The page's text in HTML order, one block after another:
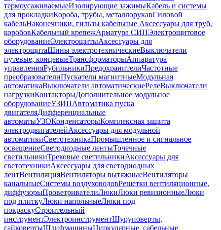
термоусаживаемыеИзолирующие зажимыКабель и системы
для прокладкиКороба, трубы, металлорукавСиловой
кабельНаконечники, гильзы кабельные Аксессуары для труб,
коробовКабельный крепежАрматура СИПЭлектрощитовое
оборудованиеЭлектрощитыАксессуары для
электрощитаШины электротехническиеВыключатели
путевые, концевыеТрансформаторыАппаратура
управленияРубильникиПредохранителиЧастотные
преобразователиПускатели магнитныеМодульная
автоматикаВыключатели автоматическиеРелеВыключатели
нагрузкиКонтакторыДополнительное модульное
оборудованиеУЗИПАвтоматика пуска
двигателяДифференциальные
автоматыУЗОКонденсаторыКомплексная защита
электродвигателейАксессуары для модульной
автоматикиСветотехникаПромышленное и сигнальное
освещениеСветодиодные лентыТочечные
светильникиТрековые светильникиАксессуары для
светотехникиАксессуары для светодиодных
лентВентиляцияВентиляторы вытяжныеВентиляторы
канальныеСистемы воздуховодовРешетки вентиляционные,
диффузорыПроветривателиЛюкиЛюки ревизионныеЛюки
под плиткуЛюки напольныеЛюки под
покраскуСтроительный
инструментЭлектроинструментШуруповерты,
гайковертыШлифмашиныЦиркулярные, сабельные